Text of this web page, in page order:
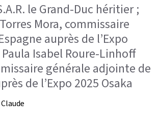
le Grand-Duc héritier ;
Mora, commissaire
auprès de l’Expo
Paula Isabel Roure-Linhoff
générale adjointe de
de l’Expo 2025 Osaka